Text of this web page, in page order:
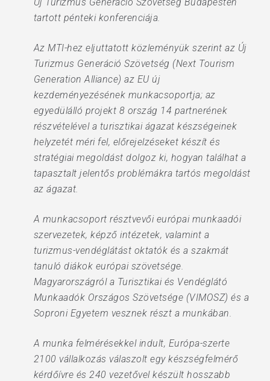
tartott pénteki konferenciája.
Az MTI-hez eljuttatott közleményük szerint az Új
Turizmus Generáció Szövetség (Next Tourism
Generation Alliance) az EU új
kezdeményezésének munkacsoportja; az
egyedülálló projekt 8 ország 14 partnerének
részvételével a turisztikai ágazat készségeinek
helyzetét méri fel, előrejelzéseket készít és
stratégiai megoldást dolgoz ki, hogyan találhat a
tapasztalt jelentős problémákra tartós megoldást
az ágazat.
A munkacsoport résztvevői európai munkaadói
szervezetek, képző intézetek, valamint a
turizmus-vendéglátást oktatók és a szakmát
tanuló diákok európai szövetsége.
Magyarországról a Turisztikai és Vendéglátó
Munkaadók Országos Szövetsége (VIMOSZ) és a
Soproni Egyetem vesznek részt a munkában.
A munka felmérésekkel indult, Európa-szerte
2100 vállalkozás válaszolt egy készségfelmérő
kérdőívre és 240 vezetővel készült hosszabb